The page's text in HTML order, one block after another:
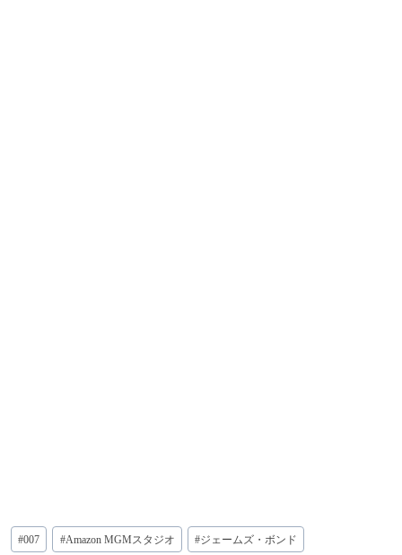
投
稿
#007 #Amazon MGMスタジオ #ジェームズ・ボンド